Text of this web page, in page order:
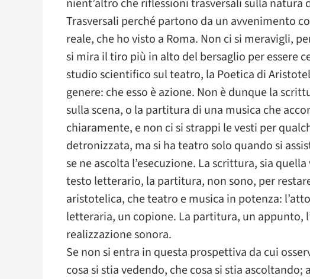
nient’altro che riflessioni trasversali sulla
Trasversali perché partono da un avvenimento
reale, che ho visto a Roma. Non ci si meravigli,
si mira il tiro più in alto del bersaglio per essere
studio scientifico sul teatro, la Poetica di
genere: che esso è azione. Non è dunque la
sulla scena, o la partitura di una musica che
chiaramente, e non ci si strappi le vesti per
detronizzata, ma si ha teatro solo quando si
se ne ascolta l’esecuzione. La scrittura, sia
testo letterario, la partitura, non sono, per
aristotelica, che teatro e musica in potenza:
letteraria, un copione. La partitura, un appunto,
realizzazione sonora.
Se non si entra in questa prospettiva da cui
cosa si stia vedendo, che cosa si stia